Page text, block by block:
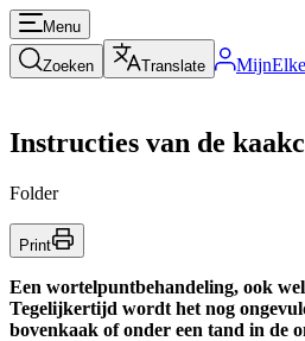
Menu
Zoeken Translate
Instructies van de
Folder
Print
Een wortelpuntbehandeling, ook
Tegelijkertijd wordt het nog
bovenkaak of onder een tand in de